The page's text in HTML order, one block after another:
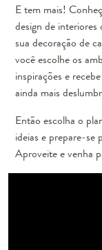
E tem mais!
design de
sua decoração de
você escolhe os
inspirações e
ainda mais
Então escolha o
ideias e prepare-se
Aproveite e venha